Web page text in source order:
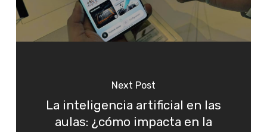
Next Post
La inteligencia artificial en las
aulas: ¿cómo impacta en la